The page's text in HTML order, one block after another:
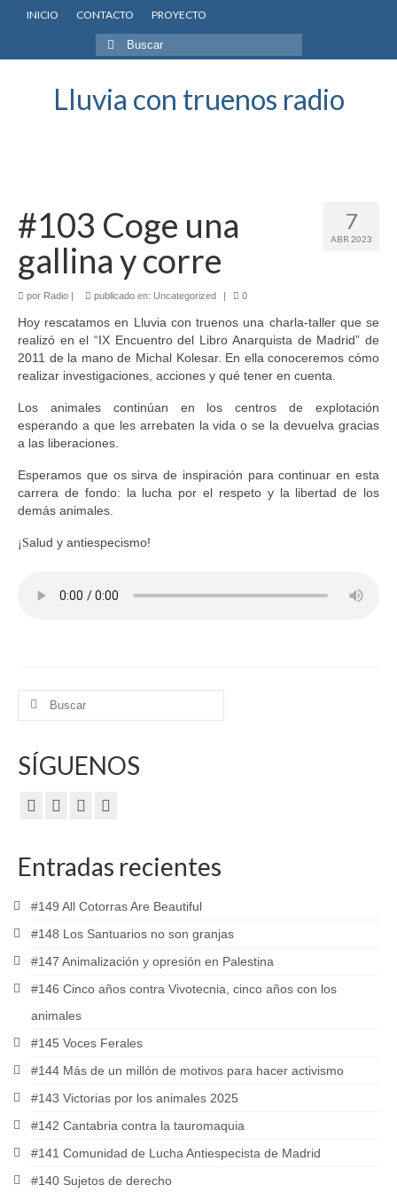
INICIO CONTACTO PROYECTO
Buscar
por:
Lluvia con truenos radio
7
ABR 2023
#103 Coge una
gallina y corre
por Radio | publicado en: Uncategorized | 0
Hoy rescatamos en Lluvia con truenos una charla-taller que se
realizó en el “IX Encuentro del Libro Anarquista de Madrid” de
2011 de la mano de Michal Kolesar. En ella conoceremos cómo
realizar investigaciones, acciones y qué tener en cuenta.
Los animales continúan en los centros de explotación
esperando a que les arrebaten la vida o se la devuelva gracias
a las liberaciones.
Esperamos que os sirva de inspiración para continuar en esta
carrera de fondo: la lucha por el respeto y la libertad de los
demás animales.
¡Salud y antiespecismo!
Buscar
SÍGUENOS
Entradas recientes
#149 All Cotorras Are Beautiful
#148 Los Santuarios no son granjas
#147 Animalización y opresión en Palestina
#146 Cinco años contra Vivotecnia, cinco años con los
animales
#145 Voces Ferales
#144 Más de un millón de motivos para hacer activismo
#143 Victorias por los animales 2025
#142 Cantabria contra la tauromaquia
#141 Comunidad de Lucha Antiespecista de Madrid
#140 Sujetos de derecho